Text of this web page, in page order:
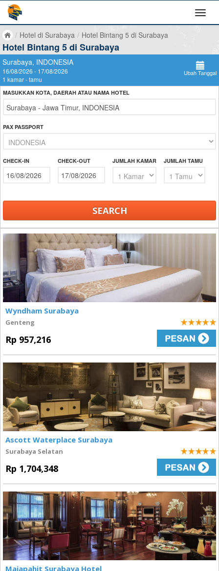
/ Hotel di Surabaya / Hotel Bintang 5 di Surabaya
Hotel Bintang 5 di Surabaya
Surabaya, INDONESIA
16/08/2026 - 17/08/2026
1 kamar - tamu
Ubah Tanggal
MASUKKAN KOTA, DAERAH ATAU NAMA HOTEL
PAX PASSPORT
CHECK-IN CHECK-OUT JUMLAH KAMAR JUMLAH TAMU
Wyndham Surabaya
Genteng
Rp 957,216
5
Ascott Waterplace Surabaya
Surabaya Selatan
Rp 1,704,348
5
Majapahit Surabaya Hotel